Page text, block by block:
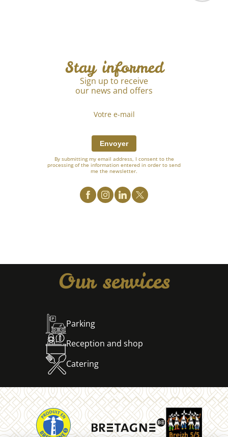
Our services
Parking
Reception and shop
Catering
Stay informed
Sign up to receive
our news and offers
Envoyer
By submitting my email address, I consent to the
processing of the information entered in order to send
me the newsletter.